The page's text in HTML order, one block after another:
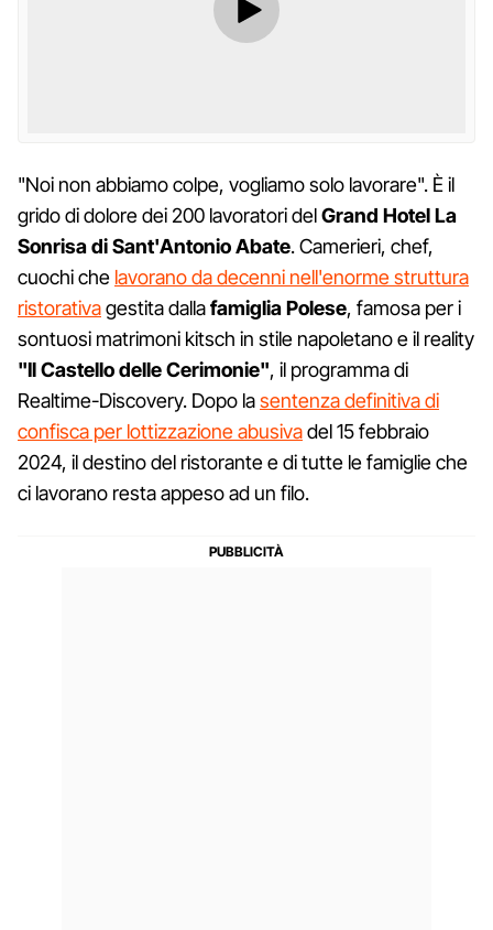
"Noi non abbiamo colpe, vogliamo solo lavorare". È il
grido di dolore dei 200 lavoratori delGrand Hotel La
Sonrisa di Sant'Antonio Abate. Camerieri, chef,
cuochi che lavorano da decenni nell'enorme struttura
ristorativagestita dallafamiglia Polese, famosa per i
sontuosi matrimoni kitsch in stile napoletano e il reality
"Il Castello delle Cerimonie", il programma di
Realtime-Discovery. Dopo lasentenza definitiva di
confisca per lottizzazione abusivadel 15 febbraio
2024, il destino del ristorante e di tutte le famiglie che
ci lavorano resta appeso ad un filo.